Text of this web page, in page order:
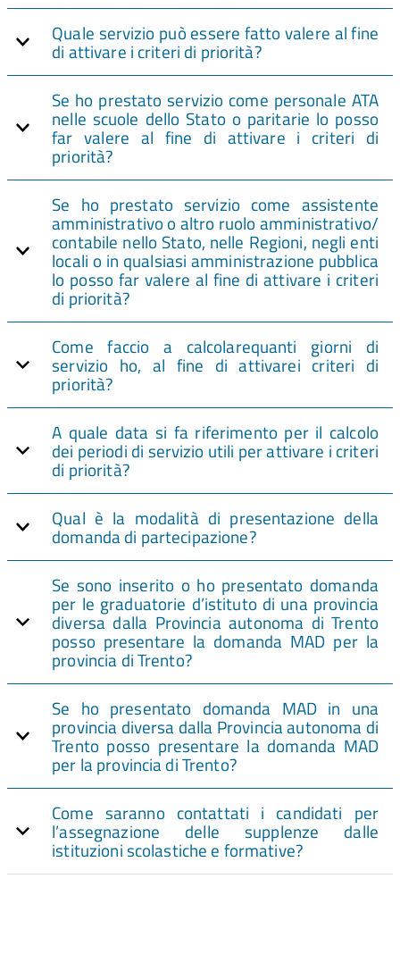
Quale servizio può essere fatto valere al fine
di attivare i criteri di priorità?
Se ho prestato servizio come personale ATA
nelle scuole dello Stato o paritarie lo posso
far valere al fine di attivare i criteri di
priorità?
Se ho prestato servizio come assistente
amministrativo o altro ruolo amministrativo/
contabile nello Stato, nelle Regioni, negli enti
locali o in qualsiasi amministrazione pubblica
lo posso far valere al fine di attivare i criteri
di priorità?
Come faccio a calcolarequanti giorni di
servizio ho, al fine di attivarei criteri di
priorità?
A quale data si fa riferimento per il calcolo
dei periodi di servizio utili per attivare i criteri
di priorità?
Qual è la modalità di presentazione della
domanda di partecipazione?
Se sono inserito o ho presentato domanda
per le graduatorie d’istituto di una provincia
diversa dalla Provincia autonoma di Trento
posso presentare la domanda MAD per la
provincia di Trento?
Se ho presentato domanda MAD in una
provincia diversa dalla Provincia autonoma di
Trento posso presentare la domanda MAD
per la provincia di Trento?
Come saranno contattati i candidati per
l’assegnazione delle supplenze dalle
istituzioni scolastiche e formative?